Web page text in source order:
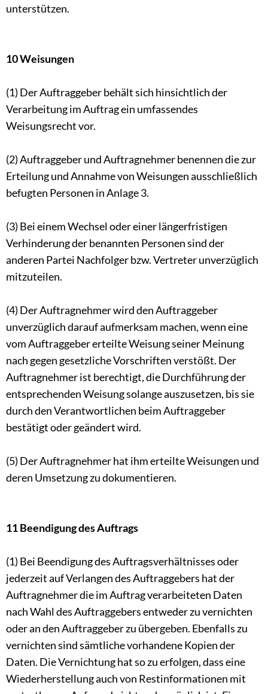
unterstützen.
10 Weisungen
(1) Der Auftraggeber behält sich hinsichtlich der
Verarbeitung im Auftrag ein umfassendes
Weisungsrecht vor.
(2) Auftraggeber und Auftragnehmer benennen die zur
Erteilung und Annahme von Weisungen ausschließlich
befugten Personen in Anlage 3.
(3) Bei einem Wechsel oder einer längerfristigen
Verhinderung der benannten Personen sind der
anderen Partei Nachfolger bzw. Vertreter unverzüglich
mitzuteilen.
(4) Der Auftragnehmer wird den Auftraggeber
unverzüglich darauf aufmerksam machen, wenn eine
vom Auftraggeber erteilte Weisung seiner Meinung
nach gegen gesetzliche Vorschriften verstößt. Der
Auftragnehmer ist berechtigt, die Durchführung der
entsprechenden Weisung solange auszusetzen, bis sie
durch den Verantwortlichen beim Auftraggeber
bestätigt oder geändert wird.
(5) Der Auftragnehmer hat ihm erteilte Weisungen und
deren Umsetzung zu dokumentieren.
11 Beendigung des Auftrags
(1) Bei Beendigung des Auftragsverhältnisses oder
jederzeit auf Verlangen des Auftraggebers hat der
Auftragnehmer die im Auftrag verarbeiteten Daten
nach Wahl des Auftraggebers entweder zu vernichten
oder an den Auftraggeber zu übergeben. Ebenfalls zu
vernichten sind sämtliche vorhandene Kopien der
Daten. Die Vernichtung hat so zu erfolgen, dass eine
Wiederherstellung auch von Restinformationen mit